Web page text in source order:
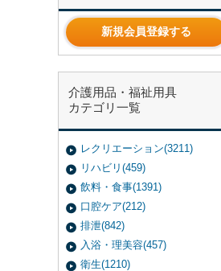
新規会員登録する
介護用品・福祉用具
カテゴリ一覧
レクリエーション(3211)
リハビリ(459)
飲料・食事(1391)
口腔ケア(212)
排泄(842)
入浴・理美容(457)
衛生(1210)